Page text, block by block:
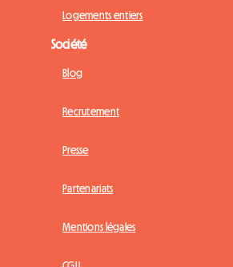
Logements entiers
Société
Blog
Recrutement
Presse
Partenariats
Mentions légales